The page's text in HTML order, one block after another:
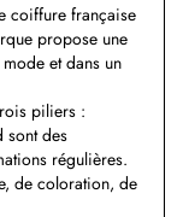
coiffure française
propose une
et dans un
piliers :
sont des
régulières.
de coloration, de